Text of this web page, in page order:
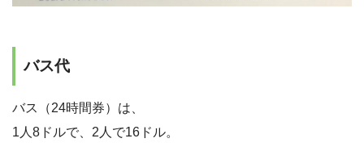
バス代
バス（24時間券）は、
1人8ドルで、2人で16ドル。